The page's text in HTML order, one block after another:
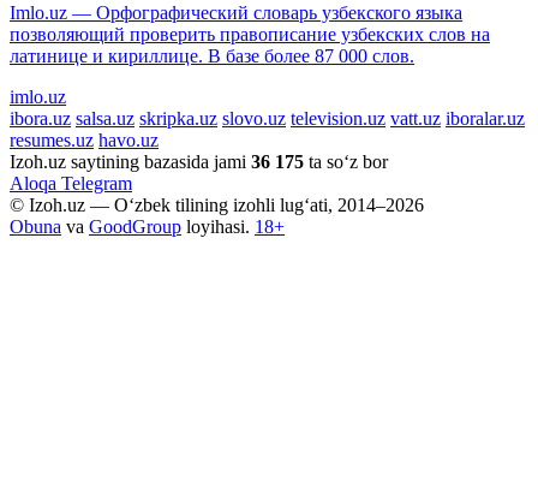
Imlo.uz — Орфографический словарь узбекского языка
позволяющий проверить правописание узбекских слов на
латинице и кириллице. В базе более 87 000 слов.
imlo.uz
ibora.uz salsa.uz skripka.uz slovo.uz television.uz vatt.uz iboralar.uz
resumes.uz havo.uz
Izoh.uz saytining bazasida jami 36 175 ta so‘z bor
Aloqa Telegram
© Izoh.uz — O‘zbek tilining izohli lug‘ati, 2014–2026
Obuna va GoodGroup loyihasi. 18+